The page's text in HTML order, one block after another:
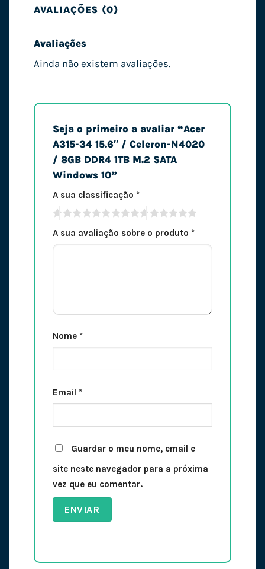
AVALIAÇÕES (0)
Avaliações
Ainda não existem avaliações.
Seja o primeiro a avaliar “Acer
A315-34 15.6″ / Celeron-N4020
/ 8GB DDR4 1TB M.2 SATA
Windows 10”
A sua classificação *
A sua avaliação sobre o produto *
Nome *
Email *
Guardar o meu nome, email e
site neste navegador para a próxima
vez que eu comentar.